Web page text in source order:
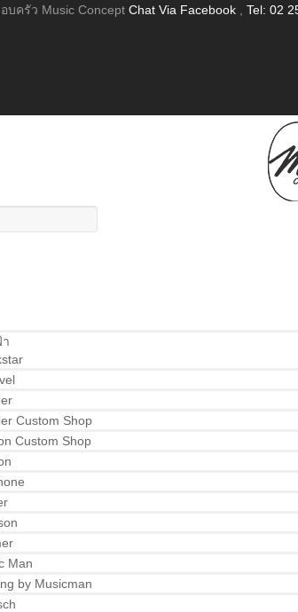
บครัว Music Concept Chat Via Facebook Tel: 02
Custom Shop
Custom Shop
Man
by Musicman